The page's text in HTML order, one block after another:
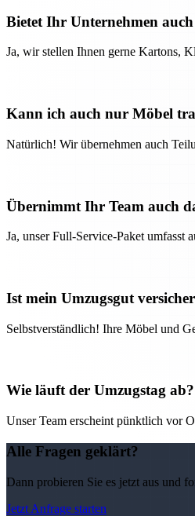
Bietet Ihr Unternehmen
Ja, wir stellen Ihnen gerne Kartons,
Kann ich auch nur Möbel
Natürlich! Wir übernehmen auch
Übernimmt Ihr Team auch
Ja, unser Full-Service-Paket umfasst
Ist mein Umzugsgut
Selbstverständlich! Ihre Möbel und
Wie läuft der Umzugstag ab?
Unser Team erscheint pünktlich vor
Alle Fragen geklärt?
Dann probieren Sie es jetzt aus und
Jetzt Anfrage starten